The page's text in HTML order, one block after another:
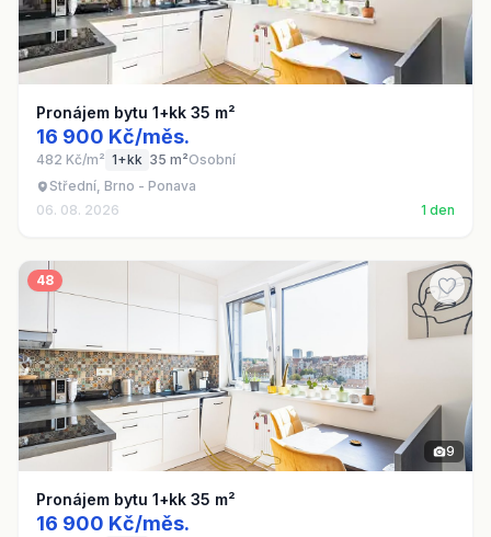
Pronájem bytu 1+kk 35 m²
16 900 Kč/měs.
482 Kč/m² 1+kk 35 m²Osobní
Střední, Brno - Ponava
06. 08. 2026
1 den
48
9
Pronájem bytu 1+kk 35 m²
16 900 Kč/měs.